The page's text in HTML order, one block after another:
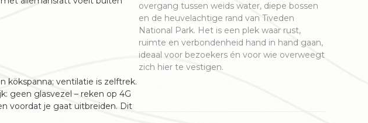
kökspanna; ventilatie is zelftrek.
geen glasvezel – reken op 4G
voordat je gaat uitbreiden. Dit
overgang tussen weids water, diepe bossen
en de heuvelachtige rand van Tiveden
National Park. Het is een plek waar rust,
ruimte en verbondenheid hand in hand gaan,
ideaal voor bezoekers én voor wie overweegt
zich hier te vestigen.